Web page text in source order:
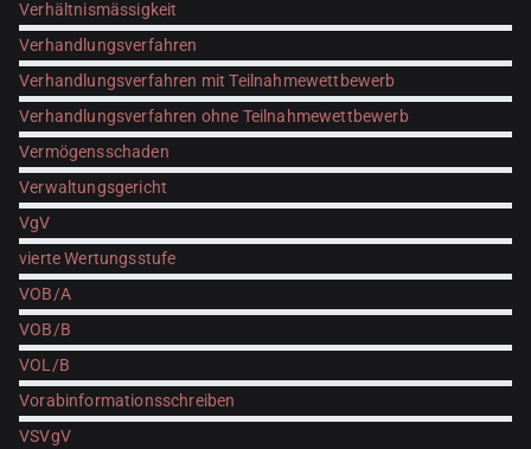
Verhältnismässigkeit
Verhandlungsverfahren
Verhandlungsverfahren mit Teilnahmewettbewerb
Verhandlungsverfahren ohne Teilnahmewettbewerb
Vermögensschaden
Verwaltungsgericht
VgV
vierte Wertungsstufe
VOB/A
VOB/B
VOL/B
Vorabinformationsschreiben
VSVgV